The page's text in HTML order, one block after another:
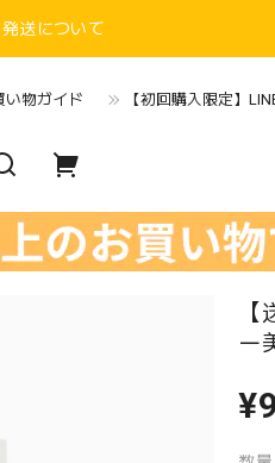
送について
い物ガイド 【初回購入限定】
ー